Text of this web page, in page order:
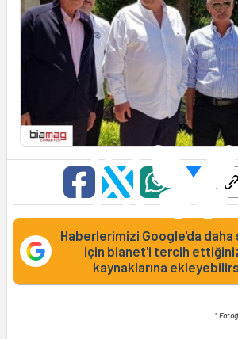
Haberlerimizi Google'da daha
için bianet'i tercih
kaynaklarına
*